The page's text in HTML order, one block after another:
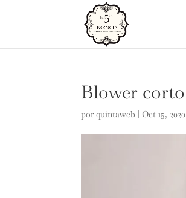
Blower corto
porquintaweb | Oct 15, 2020